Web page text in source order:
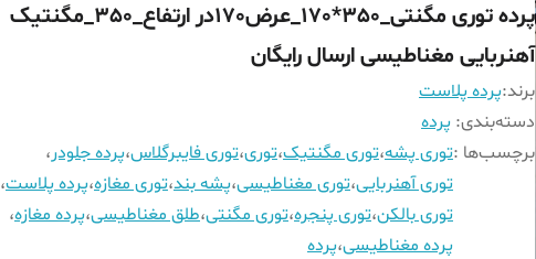
پرده توری مگنتی_350*170_عرض170در ارتفاع_350_مگنتیک
آهنربایی مغناطیسی ارسال رایگان
برند:پرده پلاست
دسته‌بندی: پرده
برچسب‌ها :توری پشه،توری مگنتیک،توری،توری فایبرگلاس،پرده جلودر،
توری آهنربایی،توری مغناطیسی،پشه بند،توری مغازه،پرده پلاست،
توری بالکن،توری پنجره،توری مگنتی،طلق مغناطیسی،پرده مغازه،
پرده مغناطیسی،پرده